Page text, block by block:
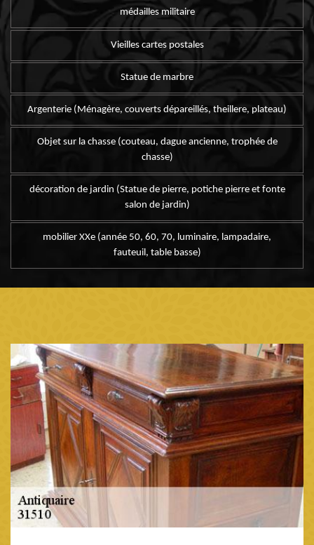
médailles militaire
Vieilles cartes postales
Statue de marbre
Argenterie (Ménagère, couverts dépareillés, theillere, plateau)
Objet sur la chasse (couteau, dague ancienne, trophée de
chasse)
décoration de jardin (Statue de pierre, potiche pierre et fonte
salon de jardin)
mobilier XXe (année 50, 60, 70, luminaire, lampadaire,
fauteuil, table basse)